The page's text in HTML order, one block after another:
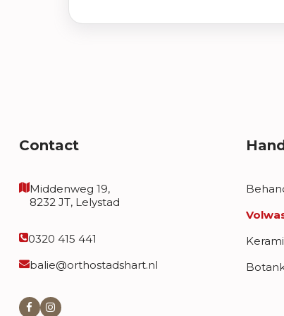
Contact
Middenweg 19,
8232 JT, Lelystad
0320 415 441
balie@orthostadshart.nl